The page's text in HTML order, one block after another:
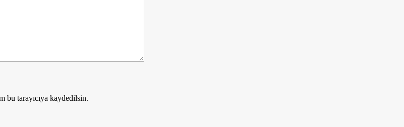
bu tarayıcıya kaydedilsin.